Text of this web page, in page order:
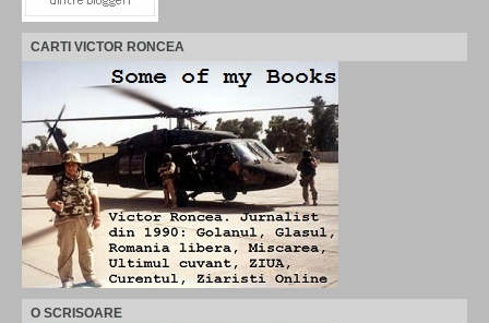
CARTI VICTOR RONCEA
O SCRISOARE